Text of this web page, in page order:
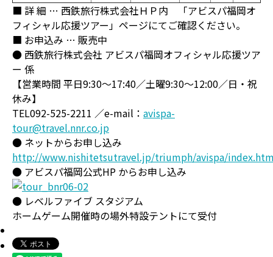
■ 詳 細 … 西鉄旅行株式会社ＨＰ内 「アビスパ福岡オ
フィシャル応援ツアー」ページにてご確認ください。
■ お申込み … 販売中
● 西鉄旅行株式会社 アビスパ福岡オフィシャル応援ツア
ー 係
【営業時間 平日9:30～17:40／土曜9:30～12:00／日・祝
休み】
TEL092-525-2211 ／e-mail： avispa-
tour@travel.nnr.co.jp
● ネットからお申し込み
http://www.nishitetsutravel.jp/triumph/avispa/
● アビスパ福岡公式HP からお申し込み
● レベルファイブ スタジアム
ホームゲーム開催時の場外特設テントにて受付